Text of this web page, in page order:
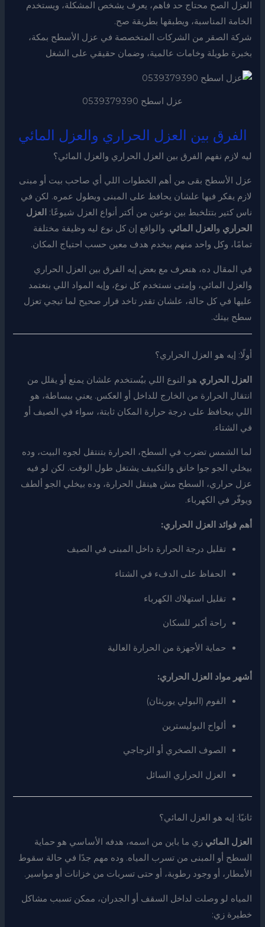
العزل الصح محتاج حد فاهم، يعرف يشخص المشكلة، ويستخدم
الخامة المناسبة، ويطبقها بطريقة صح.
شركة الصقر من الشركات المتخصصة في عزل الأسطح بمكة،
بخبرة طويلة وخامات عالمية، وضمان حقيقي على الشغل
عزل اسطح 0539379390
الفرق بين العزل الحراري والعزل المائي
ليه لازم نفهم الفرق بين العزل الحراري والعزل المائي؟
عزل الأسطح بقى من أهم الخطوات اللي أي صاحب بيت أو مبنى
لازم يفكر فيها علشان يحافظ على المبنى ويطول عمره. لكن في
ناس كتير بتتلخبط بين نوعين من أكتر أنواع العزل شيوعًا: العزل
الحراري و العزل المائي. والواقع إن كل نوع ليه وظيفة مختلفة
تمامًا، وكل واحد منهم بيخدم هدف معين حسب احتياج المكان.
في المقال ده، هنعرف مع بعض إيه الفرق بين العزل الحراري
والعزل المائي، وإمتى نستخدم كل نوع، وإيه المواد اللي بنعتمد
عليها في كل حالة، علشان تقدر تاخد قرار صحيح لما تيجي تعزل
سطح بيتك.
أولًا: إيه هو العزل الحراري؟
العزل الحراري هو النوع اللي بيُستخدم علشان يمنع أو يقلل من
انتقال الحرارة من الخارج للداخل أو العكس. يعني ببساطة، هو
اللي بيحافظ على درجة حرارة المكان ثابتة، سواء في الصيف أو
في الشتاء.
لما الشمس تضرب في السطح، الحرارة بتنتقل لجوه البيت، وده
بيخلي الجو جوا خانق والتكييف يشتغل طول الوقت. لكن لو فيه
عزل حراري، السطح مش هينقل الحرارة، وده بيخلي الجو ألطف
ويوفّر في الكهرباء.
أهم فوائد العزل الحراري:
تقليل درجة الحرارة داخل المبنى في الصيف
الحفاظ على الدفء في الشتاء
تقليل استهلاك الكهرباء
راحة أكبر للسكان
حماية الأجهزة من الحرارة العالية
أشهر مواد العزل الحراري:
الفوم (البولي يوريثان)
ألواح البوليسترين
الصوف الصخري أو الزجاجي
العزل الحراري السائل
ثانيًا: إيه هو العزل المائي؟
العزل المائي زي ما باين من اسمه، هدفه الأساسي هو حماية
السطح أو المبنى من تسرب المياه. وده مهم جدًا في حالة سقوط
الأمطار، أو وجود رطوبة، أو حتى تسربات من خزانات أو مواسير.
المياه لو وصلت لداخل السقف أو الجدران، ممكن تسبب مشاكل
خطيرة زي: